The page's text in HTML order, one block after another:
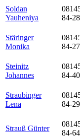
Soldan
Yauheniya
84-28
Stäringer
Monika
84-27
Steinitz
Johannes
84-40
Straubinger
Lena
84-29
Strauß Günter
84-64